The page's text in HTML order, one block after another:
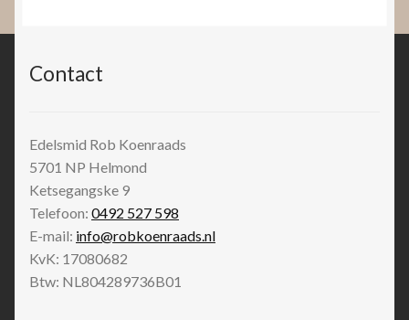
Contact
Edelsmid Rob Koenraads
5701 NP Helmond
Ketsegangske 9
Telefoon: 0492 527 598
E-mail: info@robkoenraads.nl
KvK: 17080682
Btw: NL804289736B01